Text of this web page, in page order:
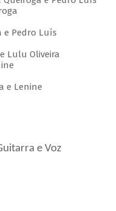
e Pedro Luís
Lulu Oliveira
e Lenine
e Voz